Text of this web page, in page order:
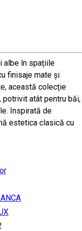
albe în spațiile
finisaje mate și
această colecție
atât pentru băi,
Inspirată de
estetica clasică cu